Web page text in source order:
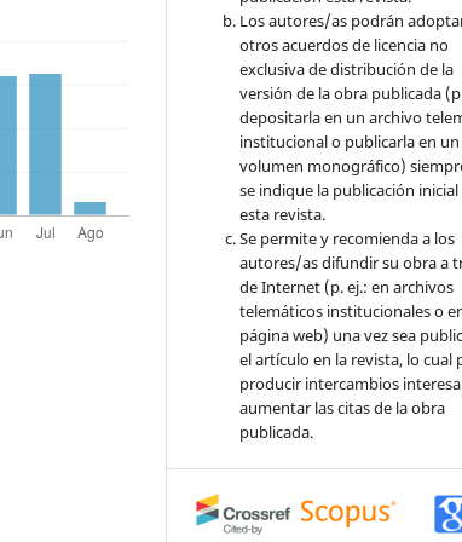
Los autores/as podrán
otros acuerdos de licencia no
exclusiva de distribución de la
versión de la obra publicada
depositarla en un archivo
institucional o publicarla en un
volumen monográfico)
se indique la publicación inicial
esta revista.
Se permite y recomienda a los
autores/as difundir su obra a
de Internet (p. ej.: en archivos
telemáticos institucionales o
página web) una vez sea
el artículo en la revista, lo cual
producir intercambios
aumentar las citas de la obra
publicada.